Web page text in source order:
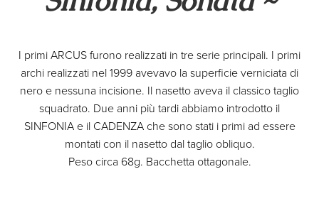
I primi ARCUS furono realizzati in tre serie principali. I primi
archi realizzati nel 1999 avevavo la superficie verniciata di
nero e nessuna incisione. Il nasetto aveva il classico taglio
squadrato. Due anni più tardi abbiamo introdotto il
SINFONIA e il CADENZA che sono stati i primi ad essere
montati con il nasetto dal taglio obliquo.
Peso circa 68g. Bacchetta ottagonale.